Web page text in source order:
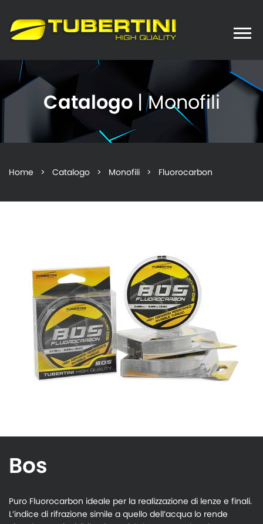
Toggle
Catalogo | Monofili
Home > Catalogo > Monofili > Fluorocarbon
Bos
Puro Fluorocarbon ideale per la realizzazione di lenze e finali.
L’indice di rifrazione simile a quello dell’acqua lo rende